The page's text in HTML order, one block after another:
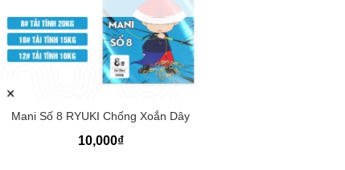
Mani Số 8 RYUKI Chống Xoắn Dây
10,000₫